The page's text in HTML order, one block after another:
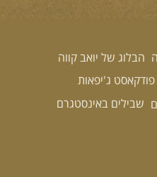
הבלוג של יואב קווה
פודקאסט ג'יפאות
שבילים באינסטגרם